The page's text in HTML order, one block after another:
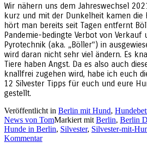
Wir nähern uns dem Jahreswechsel
kurz und mit der Dunkelheit kamen die
hört man bereits seit Tagen entfernt
Pandemie-bedingte Verbot von Verkauf
Pyrotechnik (aka. „Böller“) in
wird daran nicht sehr viel ändern. Es
Tiere haben Angst. Da es also auch
knallfrei zugehen wird, habe ich euch
12 Silvester Tipps für euch und eure
gestellt.
Veröffentlicht in Berlin mit Hund,
News von TomMarkiert mit Berlin, Berlin
Hunde in Berlin, Silvester, Silvester-mit-
Kommentar